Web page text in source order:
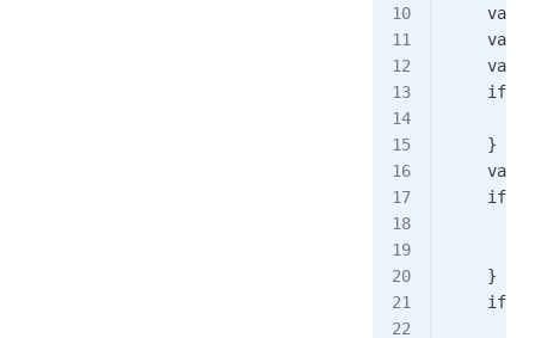
var
var
var
if
    }
var
if
    }
if